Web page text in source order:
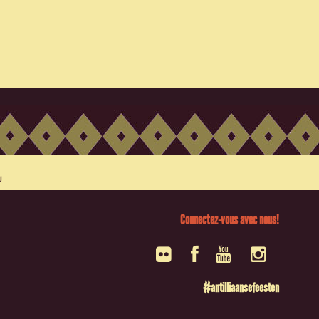
Connectez-vous avec nous!
#antilliaansefeesten